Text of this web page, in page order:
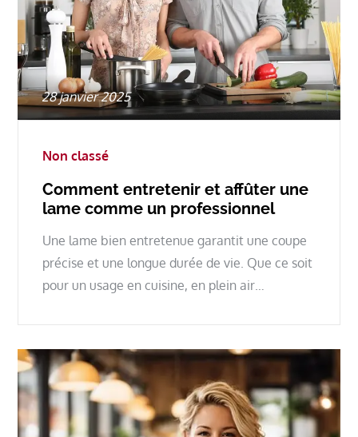
Posted
on
28 janvier 2025
Non classé
Comment entretenir et affûter une
lame comme un professionnel
Une lame bien entretenue garantit une coupe
précise et une longue durée de vie. Que ce soit
pour un usage en cuisine, en plein air…